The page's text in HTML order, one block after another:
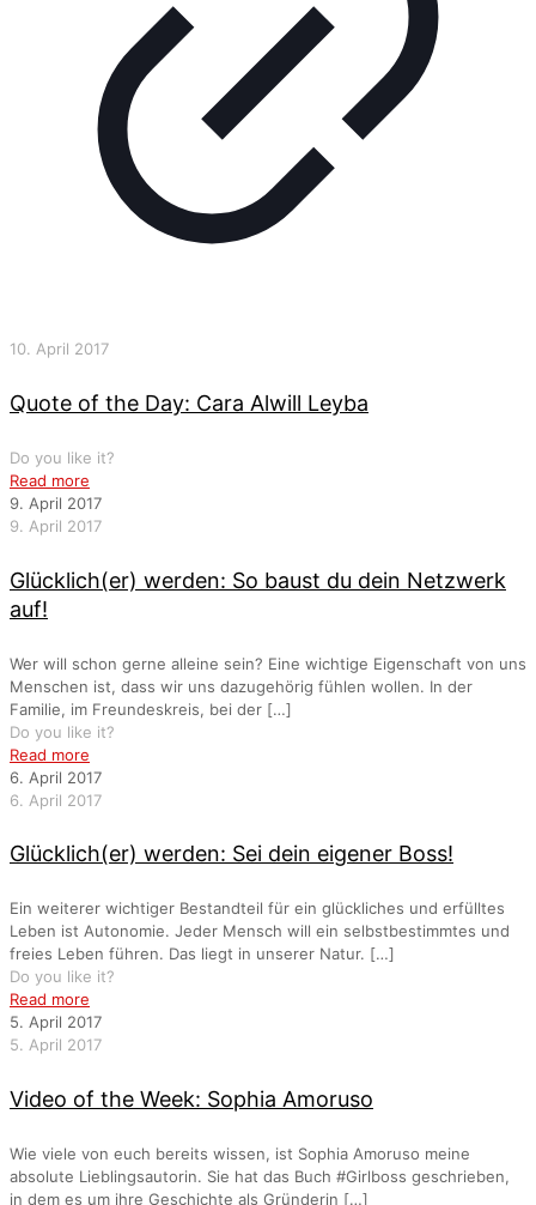
10. April 2017
Quote of the Day: Cara Alwill Leyba
Do you like it?
Read more
9. April 2017
9. April 2017
Glücklich(er) werden: So baust du dein Netzwerk
auf!
Wer will schon gerne alleine sein? Eine wichtige Eigenschaft von uns
Menschen ist, dass wir uns dazugehörig fühlen wollen. In der
Familie, im Freundeskreis, bei der […]
Do you like it?
Read more
6. April 2017
6. April 2017
Glücklich(er) werden: Sei dein eigener Boss!
Ein weiterer wichtiger Bestandteil für ein glückliches und erfülltes
Leben ist Autonomie. Jeder Mensch will ein selbstbestimmtes und
freies Leben führen. Das liegt in unserer Natur. […]
Do you like it?
Read more
5. April 2017
5. April 2017
Video of the Week: Sophia Amoruso
Wie viele von euch bereits wissen, ist Sophia Amoruso meine
absolute Lieblingsautorin. Sie hat das Buch #Girlboss geschrieben,
in dem es um ihre Geschichte als Gründerin […]